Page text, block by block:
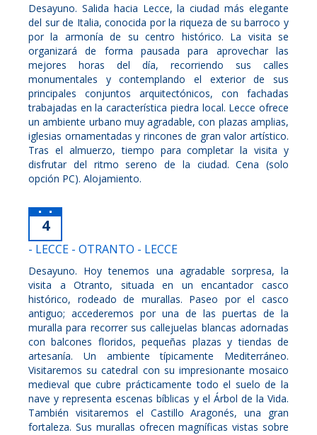
Desayuno. Salida hacia Lecce, la ciudad más elegante
del sur de Italia, conocida por la riqueza de su barroco y
por la armonía de su centro histórico. La visita se
organizará de forma pausada para aprovechar las
mejores horas del día, recorriendo sus calles
monumentales y contemplando el exterior de sus
principales conjuntos arquitectónicos, con fachadas
trabajadas en la característica piedra local. Lecce ofrece
un ambiente urbano muy agradable, con plazas amplias,
iglesias ornamentadas y rincones de gran valor artístico.
Tras el almuerzo, tiempo para completar la visita y
disfrutar del ritmo sereno de la ciudad. Cena (solo
opción PC). Alojamiento.
4
- LECCE - OTRANTO - LECCE
Desayuno. Hoy tenemos una agradable sorpresa, la
visita a Otranto, situada en un encantador casco
histórico, rodeado de murallas. Paseo por el casco
antiguo; accederemos por una de las puertas de la
muralla para recorrer sus callejuelas blancas adornadas
con balcones floridos, pequeñas plazas y tiendas de
artesanía. Un ambiente típicamente Mediterráneo.
Visitaremos su catedral con su impresionante mosaico
medieval que cubre prácticamente todo el suelo de la
nave y representa escenas bíblicas y el Árbol de la Vida.
También visitaremos el Castillo Aragonés, una gran
fortaleza. Sus murallas ofrecen magníficas vistas sobre